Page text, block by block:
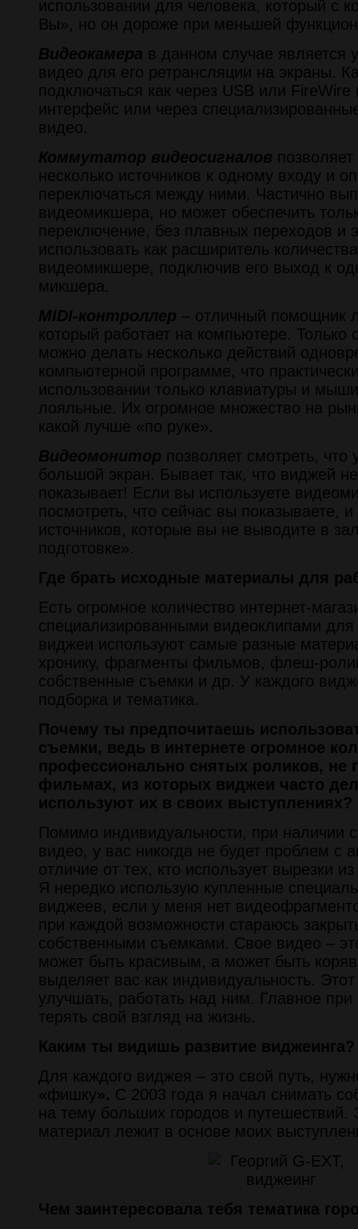
использовании для человека, который с
Вы», но он дороже при меньшей
Видеокамера в данном случае является
видео для его ретрансляции на экраны.
подключаться как через USB или FireWire
интерфейс или через
видео.
Коммутатор видеосигналов
несколько источников к одному входу и
переключаться между ними. Частично
видеомикшера, но может обеспечить
переключение, без плавных переходов и
использовать как расширитель
видеомикшере, подключив его выход к
микшера.
MIDI-контроллер – отличный помощник
который работает на компьютере. Только
можно делать несколько действий
компьютерной программе, что
использовании только клавиатуры и
лояльные. Их огромное множество на
какой лучше «по руке».
Видеомонитор позволяет смотреть,
большой экран. Бывает так, что виджей
показывает! Если вы используете
посмотреть, что сейчас вы показываете,
источников, которые вы не выводите в
подготовке».
Где брать исходные материалы для
Есть огромное количество интернет-
специализированными видеоклипами
виджеи используют самые разные
хронику, фрагменты фильмов, флеш-
собственные съемки и др. У каждого
подборка и тематика.
Почему ты предпочитаешь
съемки, ведь в интернете огромное
профессионально снятых роликов, не
фильмах, из которых виджеи часто
используют их в своих выступлениях?
Помимо индивидуальности, при наличии
видео, у вас никогда не будет проблем с
отличие от тех, кто использует вырезки
Я нередко использую купленные
виджеев, если у меня нет
при каждой возможности стараюсь
собственными съемками. Свое видео –
может быть красивым, а может быть
выделяет вас как индивидуальность.
улучшать, работать над ним. Главное при
терять свой взгляд на жизнь.
Каким ты видишь развитие виджеинга?
Для каждого виджея – это свой путь,
«фишку». С 2003 года я начал снимать
на тему больших городов и путешествий.
материал лежит в основе моих
Чем заинтересовала тебя тематика